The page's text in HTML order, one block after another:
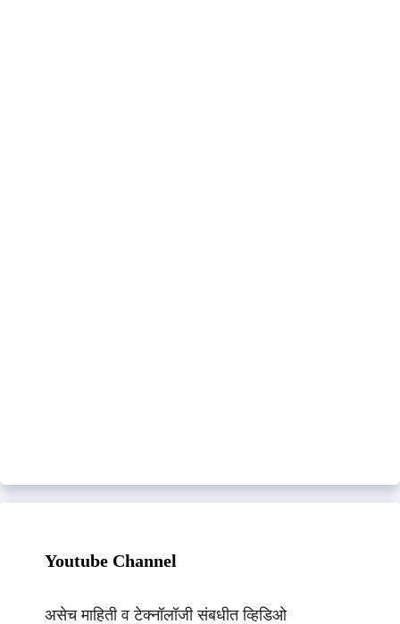
Youtube Channel
असेच माहिती व टेक्नॉलॉजी संबधीत व्हिडिओ